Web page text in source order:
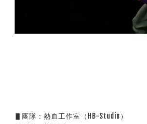
▋團隊：熱血工作室（HB-Studio）